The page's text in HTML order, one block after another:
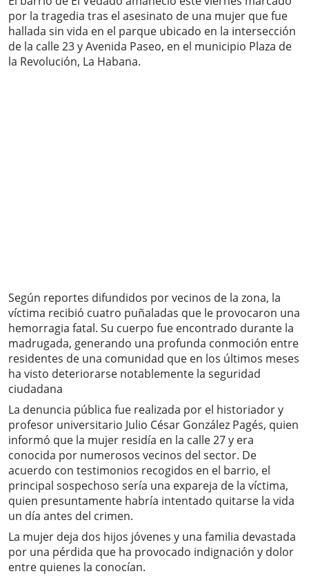
por la tragedia tras el asesinato de una mujer que fue
hallada sin vida en el parque ubicado en la intersección
de la calle 23 y Avenida Paseo, en el municipio Plaza de
la Revolución, La Habana.
Según reportes difundidos por vecinos de la zona, la
víctima recibió cuatro puñaladas que le provocaron una
hemorragia fatal. Su cuerpo fue encontrado durante la
madrugada, generando una profunda conmoción entre
residentes de una comunidad que en los últimos meses
ha visto deteriorarse notablemente la seguridad
ciudadana
La denuncia pública fue realizada por el historiador y
profesor universitario Julio César González Pagés, quien
informó que la mujer residía en la calle 27 y era
conocida por numerosos vecinos del sector. De
acuerdo con testimonios recogidos en el barrio, el
principal sospechoso sería una expareja de la víctima,
quien presuntamente habría intentado quitarse la vida
un día antes del crimen.
La mujer deja dos hijos jóvenes y una familia devastada
por una pérdida que ha provocado indignación y dolor
entre quienes la conocían.